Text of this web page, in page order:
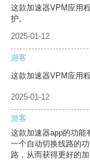
这款加速器VPM应用
护。
2025-01-12
游客
这款加速器VPM应用
2025-01-12
游客
这款加速器app的功能
一个自动切换线路的
路，从而获得更好的加